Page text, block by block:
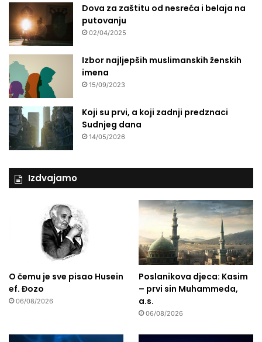
Dova za zaštitu od nesreća i belaja na
putovanju
02/04/2025
Izbor najljepših muslimanskih ženskih
imena
15/09/2023
Koji su prvi, a koji zadnji predznaci
Sudnjeg dana
14/05/2026
Izdvajamo
O čemu je sve pisao Husein
ef. Đozo
06/08/2026
Poslanikova djeca: Kasim
– prvi sin Muhammeda,
a.s.
06/08/2026